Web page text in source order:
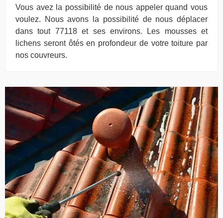
Vous avez la possibilité de nous appeler quand vous
voulez. Nous avons la possibilité de nous déplacer
dans tout 77118 et ses environs. Les mousses et
lichens seront ôtés en profondeur de votre toiture par
nos couvreurs.